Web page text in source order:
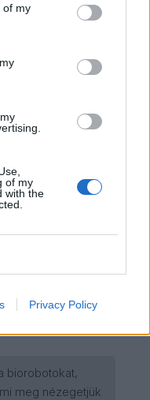
of my
of my
with the
Privacy Policy
kell lenniük a
tudatában
18 éves
szerintem
és
biorobotokat,
meg nézegetjük